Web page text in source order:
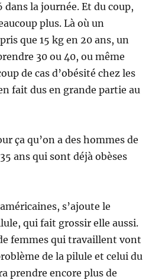
dans la journée. Et du coup,
plus. Là où un
que 15 kg en 20 ans, un
30 ou 40, ou même
de cas d’obésité chez les
fait dus en grande partie au
ça qu’on a des hommes de
ans qui sont déjà obèses
s’ajoute le
qui fait grossir elle aussi.
femmes qui travaillent vont
de la pilule et celui du
prendre encore plus de